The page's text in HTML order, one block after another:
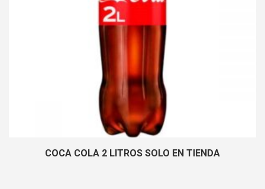
COCA COLA 2 LITROS SOLO EN TIENDA